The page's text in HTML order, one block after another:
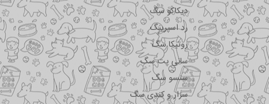
دیکاکو سگ
رد اسپرینگ
روتیکا سگ
سانی پت سگ
سنسو سگ
سزار و کندی سگ